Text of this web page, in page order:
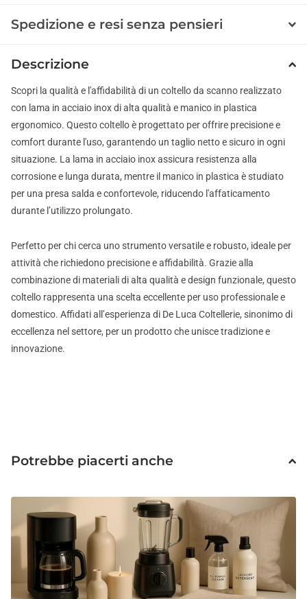
Spedizione e resi senza pensieri
Descrizione
Scopri la qualità e l'affidabilità di un coltello da scanno realizzato
con lama in acciaio inox di alta qualità e manico in plastica
ergonomico. Questo coltello è progettato per offrire precisione e
comfort durante l'uso, garantendo un taglio netto e sicuro in ogni
situazione. La lama in acciaio inox assicura resistenza alla
corrosione e lunga durata, mentre il manico in plastica è studiato
per una presa salda e confortevole, riducendo l'affaticamento
durante l’utilizzo prolungato.
Perfetto per chi cerca uno strumento versatile e robusto, ideale per
attività che richiedono precisione e affidabilità. Grazie alla
combinazione di materiali di alta qualità e design funzionale, questo
coltello rappresenta una scelta eccellente per uso professionale e
domestico. Affidati all’esperienza di De Luca Coltellerie, sinonimo di
eccellenza nel settore, per un prodotto che unisce tradizione e
innovazione.
Potrebbe piacerti anche